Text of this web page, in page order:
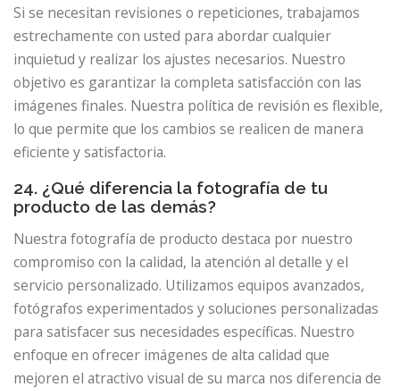
Si se necesitan revisiones o repeticiones, trabajamos
estrechamente con usted para abordar cualquier
inquietud y realizar los ajustes necesarios. Nuestro
objetivo es garantizar la completa satisfacción con las
imágenes finales. Nuestra política de revisión es flexible,
lo que permite que los cambios se realicen de manera
eficiente y satisfactoria.
24. ¿Qué diferencia la fotografía de tu
producto de las demás?
Nuestra fotografía de producto destaca por nuestro
compromiso con la calidad, la atención al detalle y el
servicio personalizado. Utilizamos equipos avanzados,
fotógrafos experimentados y soluciones personalizadas
para satisfacer sus necesidades específicas. Nuestro
enfoque en ofrecer imágenes de alta calidad que
mejoren el atractivo visual de su marca nos diferencia de